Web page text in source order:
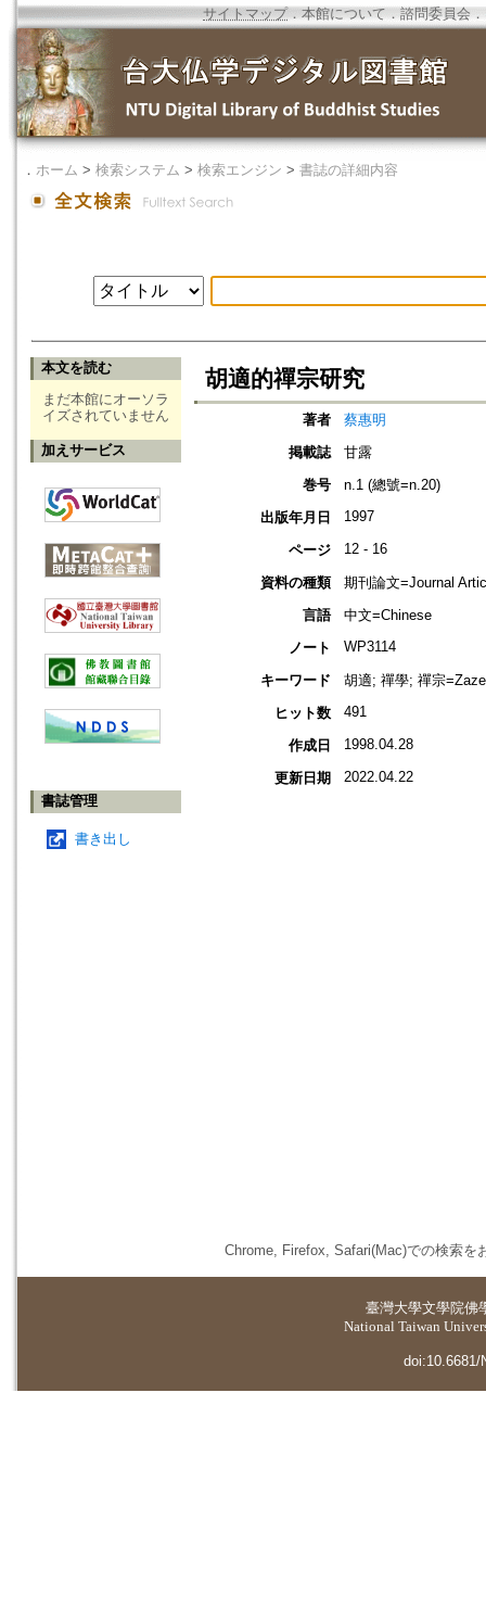
サイトマップ．本館について ． 諮問委員会 ．
． ホーム > 検索システム > 検索エンジン > 書誌の詳細内容
本文を読む
まだ本館にオーソラ
イズされていません
加えサービス
書誌管理
書き出し
胡適的禪宗研究
著者
蔡惠明
掲載誌
甘露
巻号
n.1 (總號=n.20)
出版年月日
1997
ページ 12 - 16
資料の種類
期刊論文=Journal
言語
中文=Chinese
ノート
WP3114
キーワード
胡適; 禪學; 禪宗
ヒット数
491
作成日 1998.04.28
更新日期 2022.04.22
Chrome, Firefox, Safari(Mac)での検索を
臺灣大學文學院佛
National Taiwan
doi:10.6681/